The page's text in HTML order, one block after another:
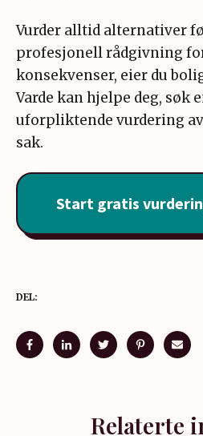
Vurder alltid alternativer
profesjonell rådgivning
konsekvenser, eier du
Varde kan hjelpe deg, søk
uforpliktende vurdering
sak.
Start gratis
DEL:
Relaterte